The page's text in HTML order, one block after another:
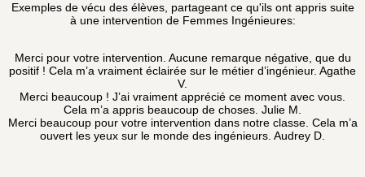
Exemples de vécu des élèves, partageant ce qu'ils ont appris suite
à une intervention de Femmes Ingénieures:
Merci pour votre intervention. Aucune remarque négative, que du
positif ! Cela m’a vraiment éclairée sur le métier d’ingénieur. Agathe
V.
Merci beaucoup ! J’ai vraiment apprécié ce moment avec vous.
Cela m’a appris beaucoup de choses. Julie M.
Merci beaucoup pour votre intervention dans notre classe. Cela m’a
ouvert les yeux sur le monde des ingénieurs. Audrey D.